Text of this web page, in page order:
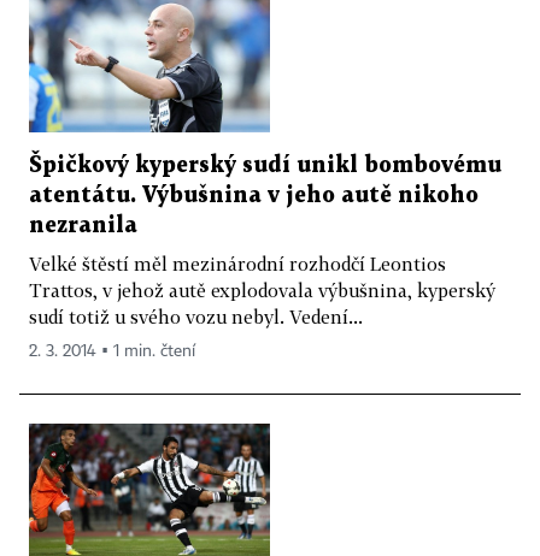
Špičkový kyperský sudí unikl bombovému
atentátu. Výbušnina v jeho autě nikoho
nezranila
Velké štěstí měl mezinárodní rozhodčí Leontios
Trattos, v jehož autě explodovala výbušnina, kyperský
sudí totiž u svého vozu nebyl. Vedení...
2. 3. 2014 ▪ 1 min. čtení